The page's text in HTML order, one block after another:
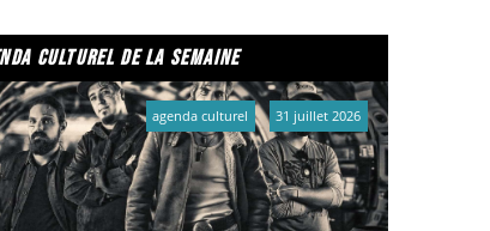
culturel de la semaine
agenda culturel 31 juillet 2026